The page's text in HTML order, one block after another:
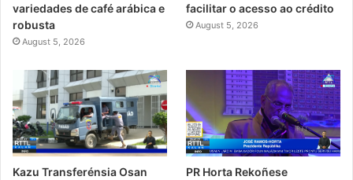
variedades de café arábica e
robusta
August 5, 2026
facilitar o acesso ao crédito
August 5, 2026
Kazu Transferénsia Osan
PR Horta Rekoñese